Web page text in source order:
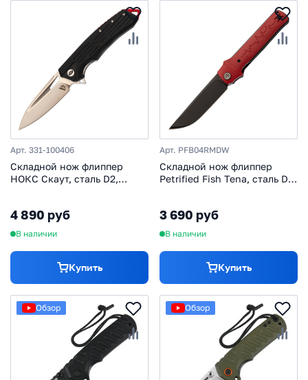
Арт. 331-100406
Складной нож флиппер
НОКС Скаут, сталь D2,
4 890 руб
В наличии
Купить
Арт. PFB04RMDW
Складной нож флиппер
Petrified Fish Tena, сталь D2,
3 690 руб
В наличии
Купить
Обзор Обзор